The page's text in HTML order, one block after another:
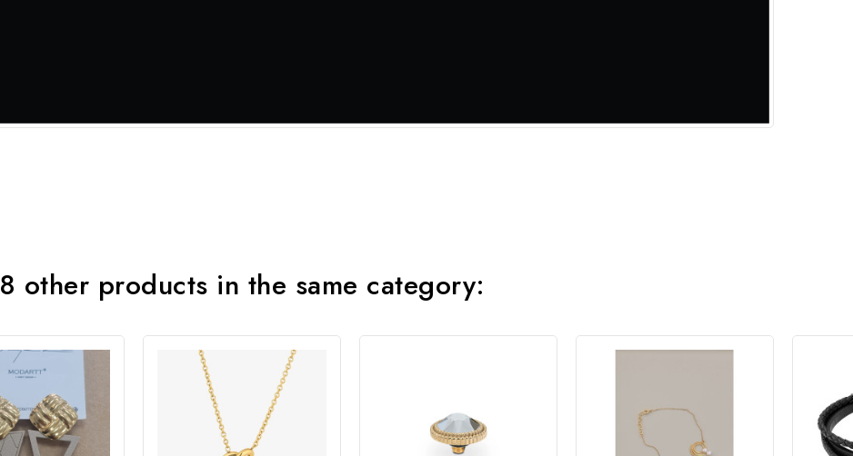
8 other products in the same category: